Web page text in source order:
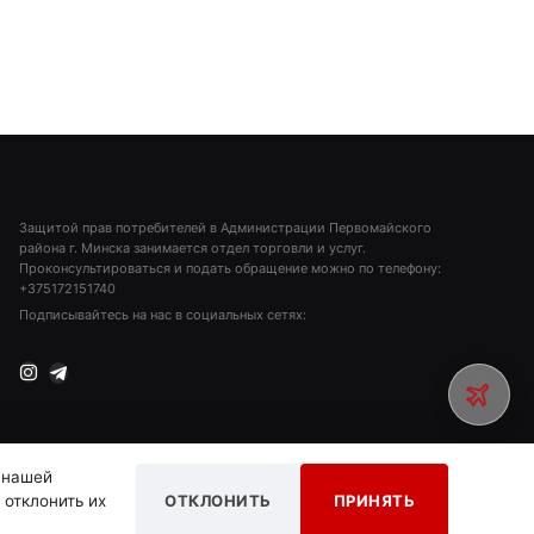
Защитой прав потребителей в Администрации Первомайского
района г. Минска занимается отдел торговли и услуг.
Проконсультироваться и подать обращение можно по телефону:
+375172151740
Подписывайтесь на нас в социальных сетях:
InstagramTelegram
их
ОТКЛОНИТЬ ПРИНЯТЬ